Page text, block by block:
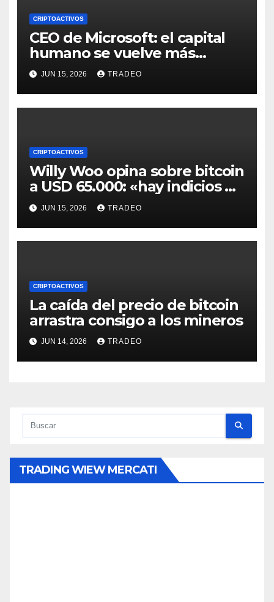
CRIPTOACTIVOS
CEO de Microsoft: el capital
humano se vuelve más
valioso a medida que crece la
IA
JUN 15, 2026 TRADEO
CRIPTOACTIVOS
Willy Woo opina sobre bitcoin
a USD 65.000: «hay indicios de
posible divergencia alcista»
JUN 15, 2026 TRADEO
CRIPTOACTIVOS
La caída del precio de bitcoin
arrastra consigo a los mineros
JUN 14, 2026 TRADEO
TRADING WIEW MERCATI